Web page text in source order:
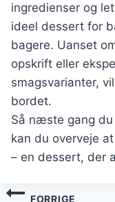
ingredienser og
ideel dessert for
bagere. Uanset
opskrift eller
smagsvarianter,
bordet.
Så næste gang
kan du overveje
– en dessert, der
FORRIGE